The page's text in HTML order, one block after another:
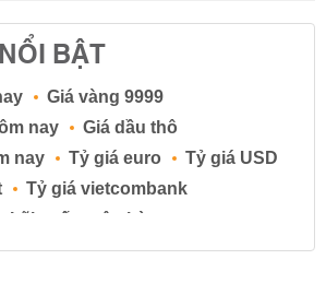
BẬT
Giá vàng 9999
nay
Giá dầu thô
nay
Tỷ giá euro
Tỷ giá USD
Tỷ giá vietcombank
Lãi suất ngân hàng
Lãi suất tiền gửi